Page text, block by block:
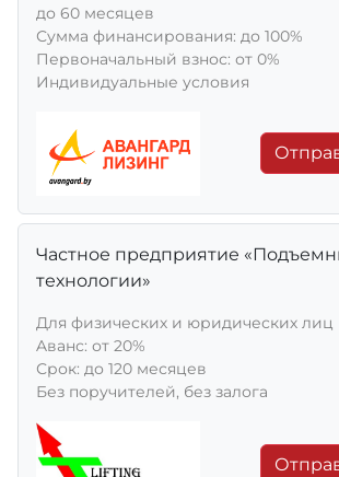
до 60 месяцев
Сумма финансирования: до 100%
Первоначальный взнос: от 0%
Индивидуальные условия
Частное предприятие
технологии»
Для физических и юридических лиц
Aванс: от 20%
Срок: до 120 месяцев
Без поручителей, без залога